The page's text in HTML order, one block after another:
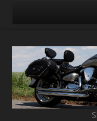
Ostatnio dodane
Księga gości
Linki